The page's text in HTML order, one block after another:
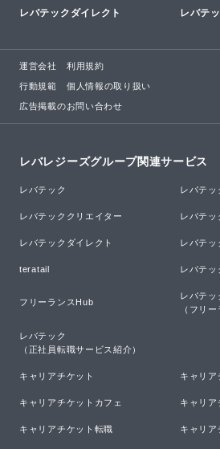
レバテックダイレクト レバテ
運営会社 利用規約
行動規範 個人情報の取り扱い
広告掲載のお問い合わせ
レバレジーズグループ関連サービス
レバテック レバテッ
レバテッククリエイター レバテッ
レバテックダイレクト レバテッ
teratail レバテッ
フリーランスHub
レバテッ
（フリ
レバテック
（正社員転職サービス紹介）
キャリアチケット キャリア
キャリアチケットカフェ キャリア
キャリアチケット転職 キャリア